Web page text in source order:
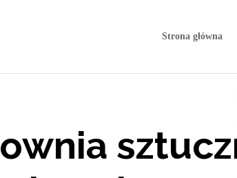
Strona główna